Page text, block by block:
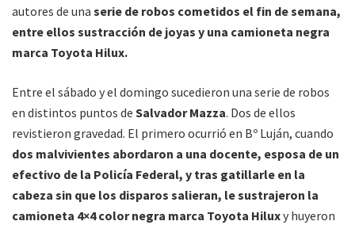
autores de una serie de robos cometidos el fin de semana,
entre ellos sustracción de joyas y una camioneta negra
marca Toyota Hilux.
Entre el sábado y el domingo sucedieron una serie de robos
en distintos puntos de Salvador Mazza. Dos de ellos
revistieron gravedad. El primero ocurrió en Bº Luján, cuando
dos malvivientes abordaron a una docente, esposa de un
efectivo de la Policía Federal, y tras gatillarle en la
cabeza sin que los disparos salieran, le sustrajeron la
camioneta 4×4 color negra marca Toyota Hiluxy huyeron